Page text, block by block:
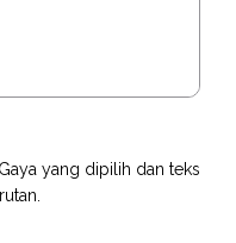
yang dipilih dan teks